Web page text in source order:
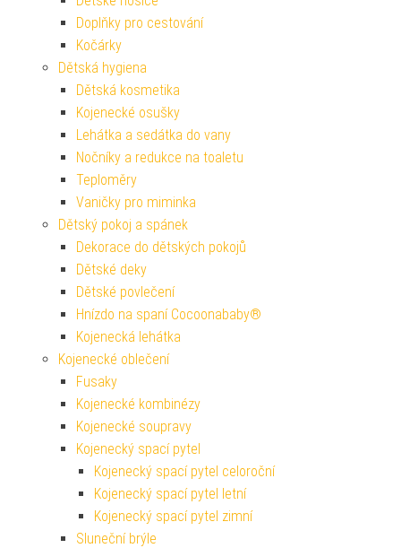
Doplňky pro cestování
Kočárky
Dětská hygiena
Dětská kosmetika
Kojenecké osušky
Lehátka a sedátka do vany
Nočníky a redukce na toaletu
Teploměry
Vaničky pro miminka
Dětský pokoj a spánek
Dekorace do dětských pokojů
Dětské deky
Dětské povlečení
Hnízdo na spaní Cocoonababy®
Kojenecká lehátka
Kojenecké oblečení
Fusaky
Kojenecké kombinézy
Kojenecké soupravy
Kojenecký spací pytel
Kojenecký spací pytel celoroční
Kojenecký spací pytel letní
Kojenecký spací pytel zimní
Sluneční brýle